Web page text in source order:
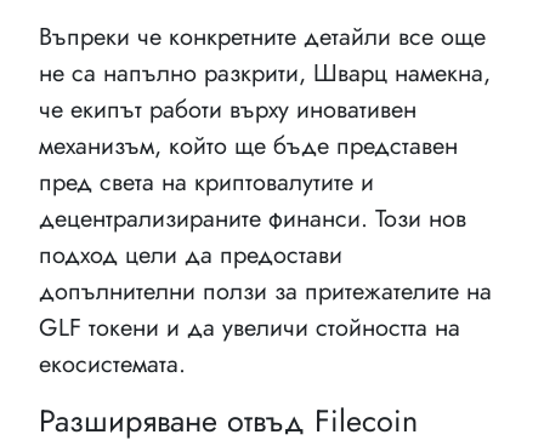
Въпреки че конкретните детайли все още
не са напълно разкрити, Шварц намекна,
че екипът работи върху иновативен
механизъм, който ще бъде представен
пред света на криптовалутите и
децентрализираните финанси. Този нов
подход цели да предостави
допълнителни ползи за притежателите на
GLF токени и да увеличи стойността на
екосистемата.
Разширяване отвъд Filecoin